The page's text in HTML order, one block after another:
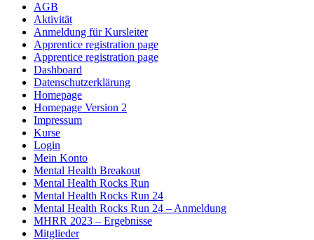
AGB
Aktivität
Anmeldung für Kursleiter
Apprentice registration page
Apprentice registration page
Dashboard
Datenschutzerklärung
Homepage
Homepage Version 2
Impressum
Kurse
Login
Mein Konto
Mental Health Breakout
Mental Health Rocks Run
Mental Health Rocks Run 24
Mental Health Rocks Run 24 – Anmeldung
MHRR 2023 – Ergebnisse
Mitglieder